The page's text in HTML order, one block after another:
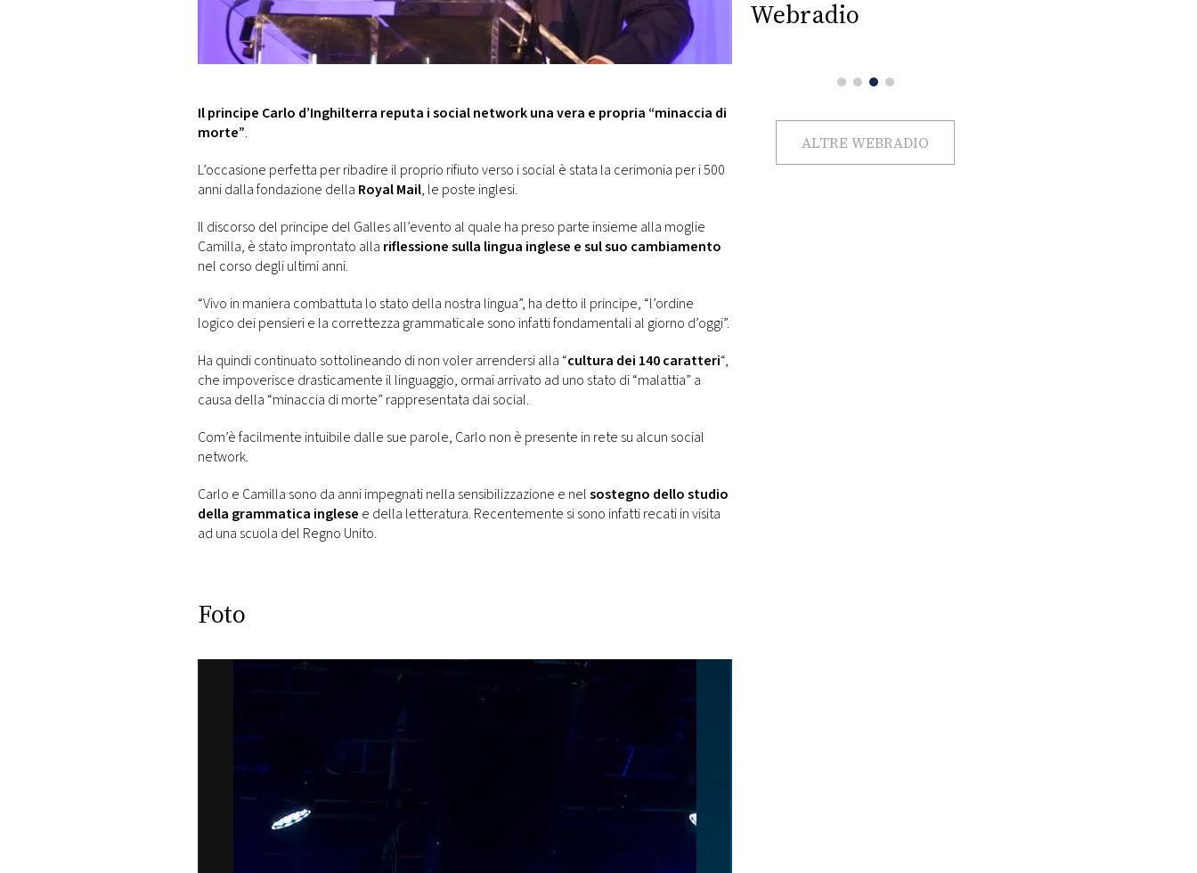
MONACO
Il principe Carlo d’Inghilterra reputa i social network una vera e propria “minaccia di
morte”.
L’occasione perfetta per ribadire il proprio rifiuto verso i social è stata la cerimonia per i 500
anni dalla fondazione della Royal Mail, le poste inglesi.
Il discorso del principe del Galles all’evento al quale ha preso parte insieme alla moglie
Camilla, è stato improntato alla riflessione sulla lingua inglese e sul suo cambiamento
nel corso degli ultimi anni.
“Vivo in maniera combattuta lo stato della nostra lingua”, ha detto il principe, “l’ordine
logico dei pensieri e la correttezza grammaticale sono infatti fondamentali al giorno d’oggi”.
Ha quindi continuato sottolineando di non voler arrendersi alla “cultura dei 140 caratteri“,
che impoverisce drasticamente il linguaggio, ormai arrivato ad uno stato di “malattia” a
causa della “minaccia di morte” rappresentata dai social.
Com’è facilmente intuibile dalle sue parole, Carlo non è presente in rete su alcun social
network.
Carlo e Camilla sono da anni impegnati nella sensibilizzazione e nelsostegno dello studio
della grammatica inglese e della letteratura. Recentemente si sono infatti recati in visita
ad una scuola del Regno Unito.
Foto
Webradio
ALTRE WEBRADIO